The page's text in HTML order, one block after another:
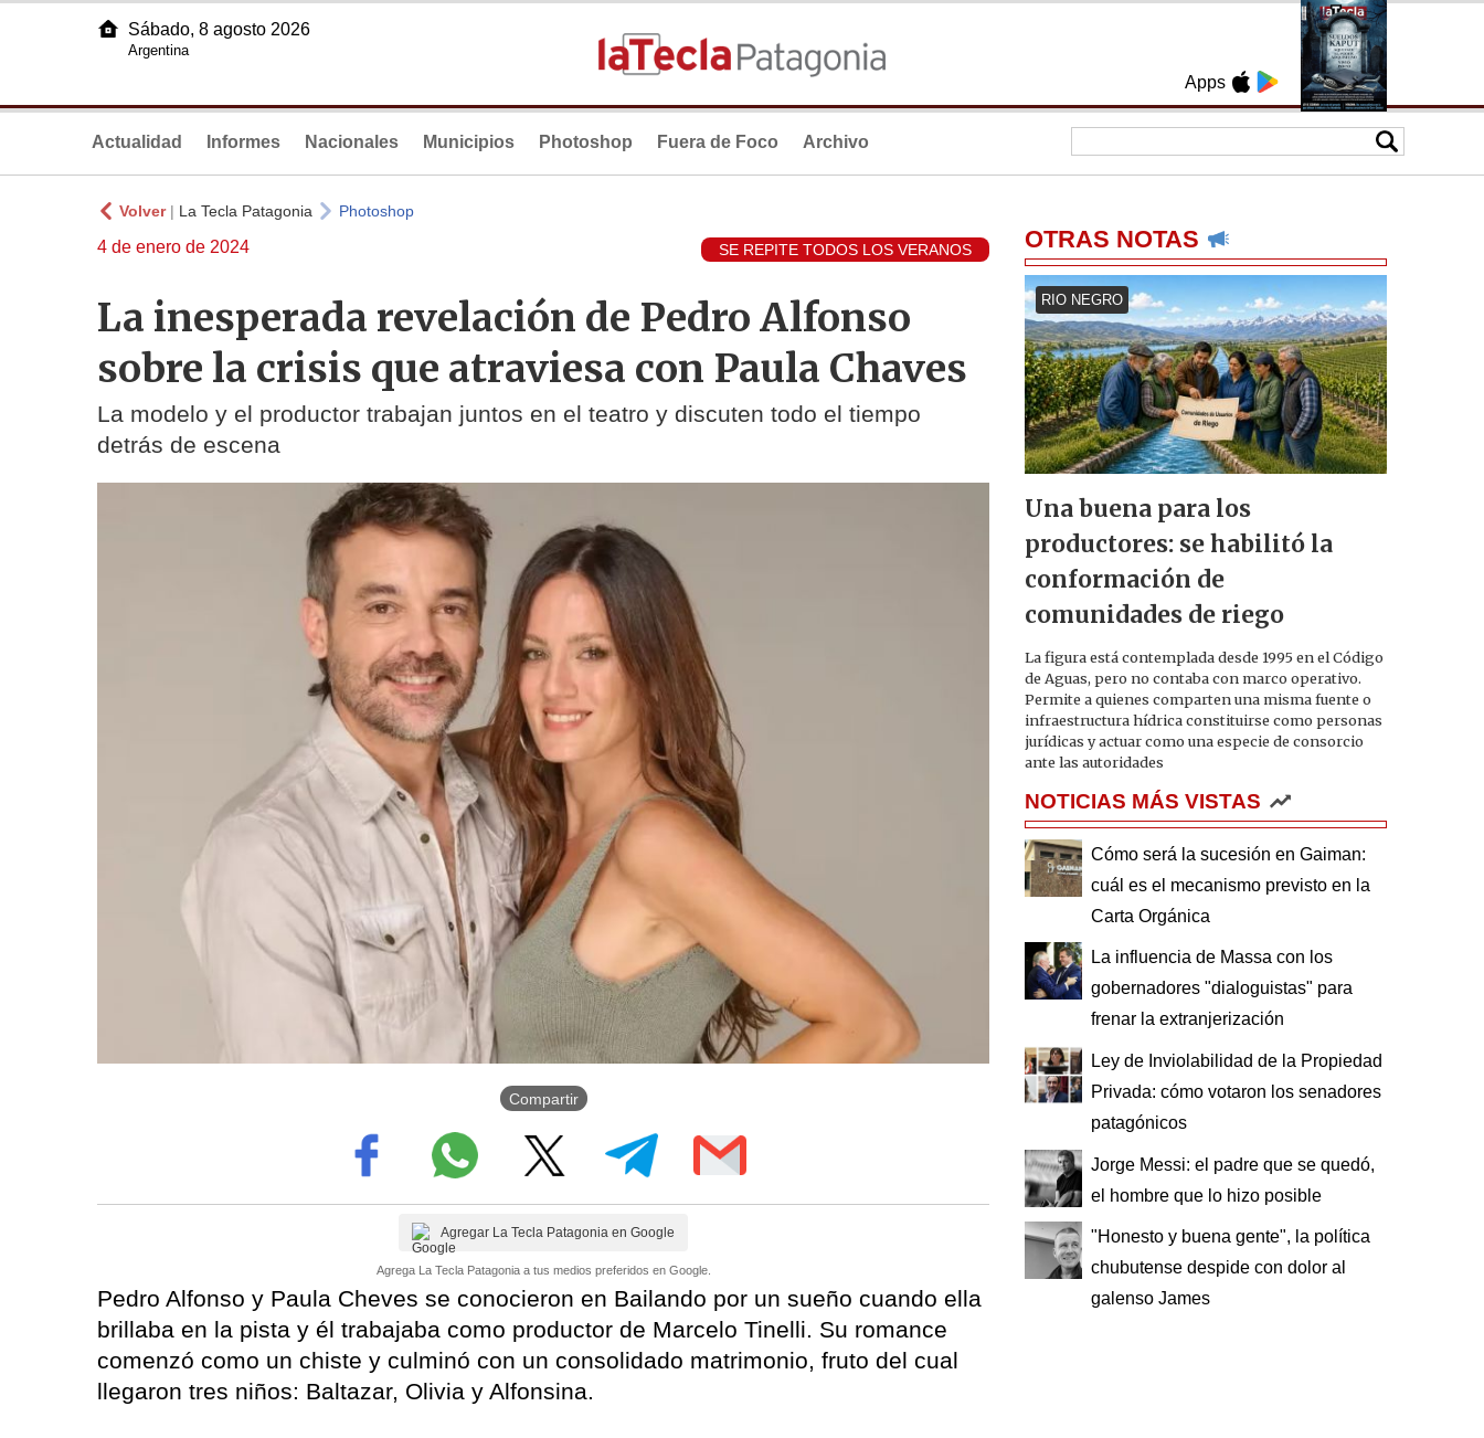
Apps
Sábado, 8 agosto 2026
Argentina
Actualidad Informes Nacionales Municipios Photoshop Fuera de Foco Archivo
Volver| La Tecla Patagonia Photoshop
4 de enero de 2024 SE REPITE TODOS LOS VERANOS
La inesperada revelación de Pedro Alfonso
sobre la crisis que atraviesa con Paula Chaves
La modelo y el productor trabajan juntos en el teatro y discuten todo el tiempo
detrás de escena
Compartir
Agregar La Tecla Patagonia en Google
Agrega La Tecla Patagonia a tus medios preferidos en Google.
Pedro Alfonso y Paula Cheves se conocieron en Bailando por un sueño cuando ella
brillaba en la pista y él trabajaba como productor de Marcelo Tinelli. Su romance
comenzó como un chiste y culminó con un consolidado matrimonio, fruto del cual
llegaron tres niños: Baltazar, Olivia y Alfonsina.
OTRAS NOTAS
RIO NEGRO
Una buena para los
productores: se habilitó la
conformación de
comunidades de riego
La figura está contemplada desde 1995 en el Código
de Aguas, pero no contaba con marco operativo.
Permite a quienes comparten una misma fuente o
infraestructura hídrica constituirse como personas
jurídicas y actuar como una especie de consorcio
ante las autoridades
NOTICIAS MÁS VISTAS
Cómo será la sucesión en Gaiman:
cuál es el mecanismo previsto en la
Carta Orgánica
La influencia de Massa con los
gobernadores "dialoguistas" para
frenar la extranjerización
Ley de Inviolabilidad de la Propiedad
Privada: cómo votaron los senadores
patagónicos
Jorge Messi: el padre que se quedó,
el hombre que lo hizo posible
"Honesto y buena gente", la política
chubutense despide con dolor al
galenso James